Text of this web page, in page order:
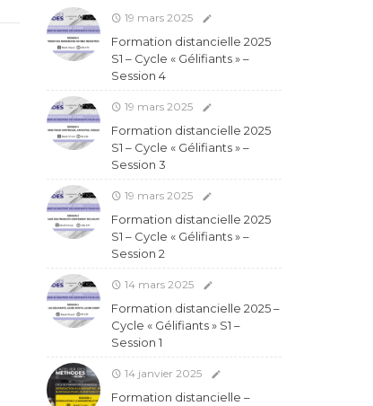
19 mars 2025
Formation distancielle 2025
S1 – Cycle « Gélifiants » –
Session 4
19 mars 2025
Formation distancielle 2025
S1 – Cycle « Gélifiants » –
Session 3
19 mars 2025
Formation distancielle 2025
S1 – Cycle « Gélifiants » –
Session 2
14 mars 2025
Formation distancielle 2025 –
Cycle « Gélifiants » S1 –
Session 1
14 janvier 2025
Formation distancielle –